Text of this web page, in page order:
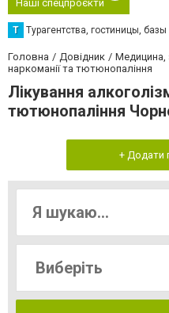
Наші спецпроєкти
Т Турагентства, гостиницы, базы
Головна Довідник Медицина,
наркоманії та тютюнопаління
Лікування
тютюнопаління
+ Додати